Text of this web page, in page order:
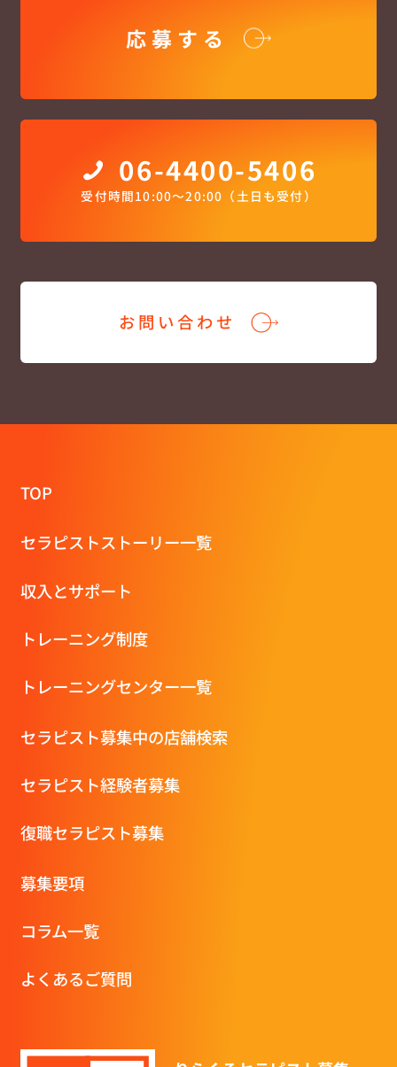
応募する
06-4400-5406
受付時間10:00〜20:00（土日も受付）
お問い合わせ
TOP
セラピストストーリー一覧
収⼊とサポート
トレーニング制度
トレーニングセンター一覧
セラピスト募集中の店舗検索
セラピスト経験者募集
復職セラピスト募集
募集要項
コラム一覧
よくあるご質問